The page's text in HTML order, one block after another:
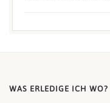
WAS ERLEDIGE ICH WO?